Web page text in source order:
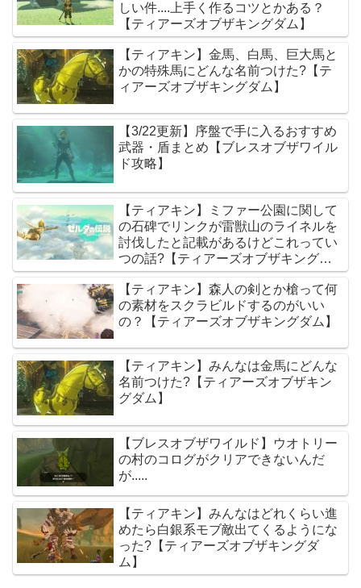
しい件....上手く作るコツとかある？
【ティアーズオブザキングダム】
【ティアキン】金馬、白馬、巨大馬と
かの特殊馬にどんな名前つけた?【テ
ィアーズオブザキングダム】
【3/22更新】序盤で手に入るおすすめ
武器・盾まとめ【ブレスオブザワイル
ド攻略】
【ティアキン】ミファー公園に関して
の石碑でリンクが雷獣山のライネルを
討伐したと記載があるけどこれってい
つの話?【ティアーズオブザキングダ
ム】
【ティアキン】森人の剣とか槍って何
の素材をスクラビルドするのがいい
の？【ティアーズオブザキングダム】
【ティアキン】みんなは金馬にどんな
名前つけた?【ティアーズオブザキン
グダム】
【ブレスオブザワイルド】ウオトリー
の村のコログがクリアできないんだ
が.....
【ティアキン】みんなはどれくらい進
めたら白銀系モブ敵出てくるようにな
った?【ティアーズオブザキングダ
ム】